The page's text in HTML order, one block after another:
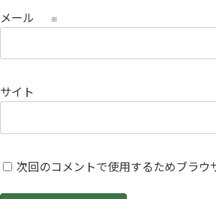
メール ※
サイト
次回のコメントで使用するためブラウ